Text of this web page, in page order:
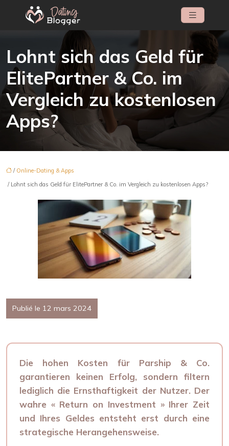
Lohnt sich das Geld für
ElitePartner & Co. im
Vergleich zu kostenlosen
Apps?
/ Online-Dating & Apps
/ Lohnt sich das Geld für ElitePartner & Co. im Vergleich zu kostenlosen Apps?
Publié le 12 mars 2024
Die hohen Kosten für Parship & Co.
garantieren keinen Erfolg, sondern filtern
lediglich die Ernsthaftigkeit der Nutzer. Der
wahre « Return on Investment » Ihrer Zeit
und Ihres Geldes entsteht erst durch eine
strategische Herangehensweise.